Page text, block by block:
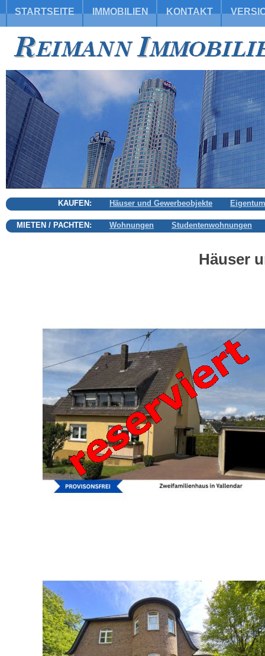
STARTSEITE IMMOBILIEN KONTAKT
KAUFEN: Häuser und Gewerbeobjekte
MIETEN / PACHTEN: Wohnungen Studentenwohnungen
Häuser